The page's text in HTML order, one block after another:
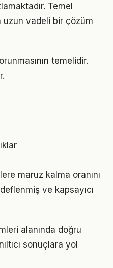
Temel
vadeli bir çözüm
temelidir.
maruz kalma oranını
ve kapsayıcı
alanında doğru
sonuçlara yol